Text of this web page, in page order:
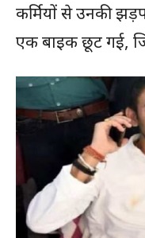
कर्मियों से उनकी
एक बाइक छूट गई,